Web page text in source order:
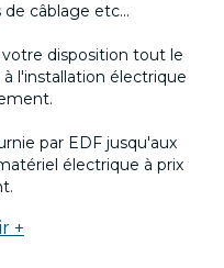
câblage etc...
disposition tout le
l'installation électrique
par EDF jusqu'aux
électrique à prix
+